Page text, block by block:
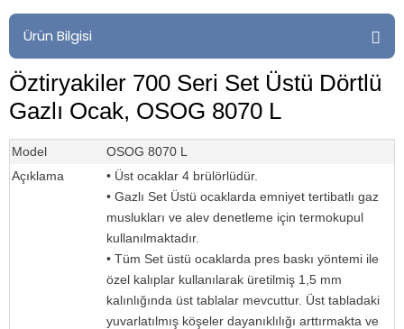
Ürün Bilgisi
Öztiryakiler 700 Seri Set Üstü Dörtlü
Gazlı Ocak, OSOG 8070 L
Model
OSOG 8070 L
Açıklama
• Üst ocaklar 4 brülörlüdür.
• Gazlı Set Üstü ocaklarda emniyet tertibatlı gaz
muslukları ve alev denetleme için termokupul
kullanılmaktadır.
• Tüm Set üstü ocaklarda pres baskı yöntemi ile
özel kalıplar kullanılarak üretilmiş 1,5 mm
kalınlığında üst tablalar mevcuttur. Üst tabladaki
yuvarlatılmış köşeler dayanıklılığı arttırmakta ve